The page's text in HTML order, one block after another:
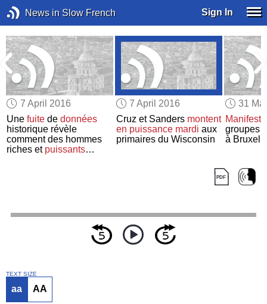
News in Slow French Sign In
7 April 2016
Unefuite dedonnées
historique révèle
comment des hommes
riches et puissants
7 April 2016
Cruz et Sanders montent
en puissance mardi aux
primaires du Wisconsin
31
groupes
à
TEXT SIZE
aa AA